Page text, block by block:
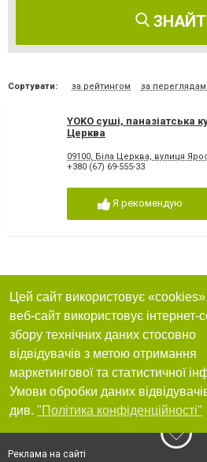
Сортувати: за рейтингом за
YOKO суші, паназіатська
Церква
09100, Біла Церква, вулиця
+380 (67) 69-555-33
Я рекомендую
Цей сайт використовує
веб-сайт використовує інтернет-
збору технічних даних стосовно
відвідувачів з метою отримання
маркетингової та статистичної
Умови обробки даних
див. "Політика конфіденційності"
Реклама на сайті